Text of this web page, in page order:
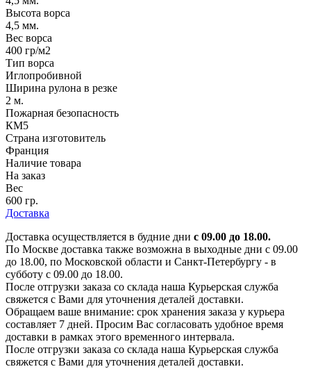
Высота ворса
4,5 мм.
Вес ворса
400 гр/м2
Тип ворса
Иглопробивной
Ширина рулона в резке
2 м.
Пожарная безопасность
КМ5
Страна изготовитель
Франция
Наличие товара
На заказ
Вес
600 гр.
Доставка
Доставка осуществляется в будние дни с 09.00 до 18.00.
По Москве доставка также возможна в выходные дни с 09.00
до 18.00, по Московской области и Санкт-Петербургу - в
субботу с 09.00 до 18.00.
После отгрузки заказа со склада наша Курьерская служба
свяжется с Вами для уточнения деталей доставки.
Обращаем ваше внимание: срок хранения заказа у курьера
составляет 7 дней. Просим Вас согласовать удобное время
доставки в рамках этого временного интервала.
После отгрузки заказа со склада наша Курьерская служба
свяжется с Вами для уточнения деталей доставки.